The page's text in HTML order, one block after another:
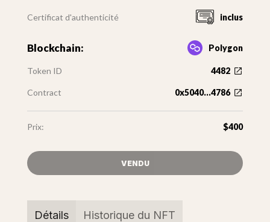
Certificat d'authenticité inclus
Blockchain: Polygon
Token ID 4482
Contract 0x5040...4786
Prix: $400
VENDU
Détails Historique du NFT